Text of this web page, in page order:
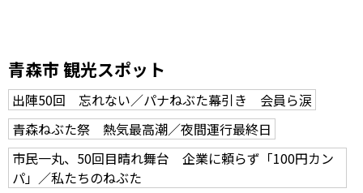
青森市 観光スポット
出陣50回 忘れない／パナねぶた幕引き 会員ら涙
青森ねぶた祭 熱気最高潮／夜間運行最終日
市民一丸、50回目晴れ舞台 企業に頼らず「100円カン
パ」／私たちのねぶた